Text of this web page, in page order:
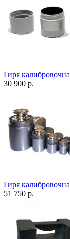
Гиря
30 900 р.
Гиря
51 750 р.